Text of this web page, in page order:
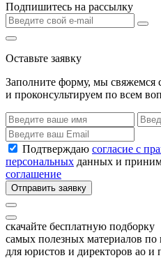
Подпишитесь на рассылку
Оставьте заявку
Заполните форму, мы свяжемся
и проконсультируем по всем
Подтверждаю согласие с
персональных данных и
соглашение
Отправить заявку
скачайте бесплатную подборку
самых полезных материалов по
для юристов и директоров ао и